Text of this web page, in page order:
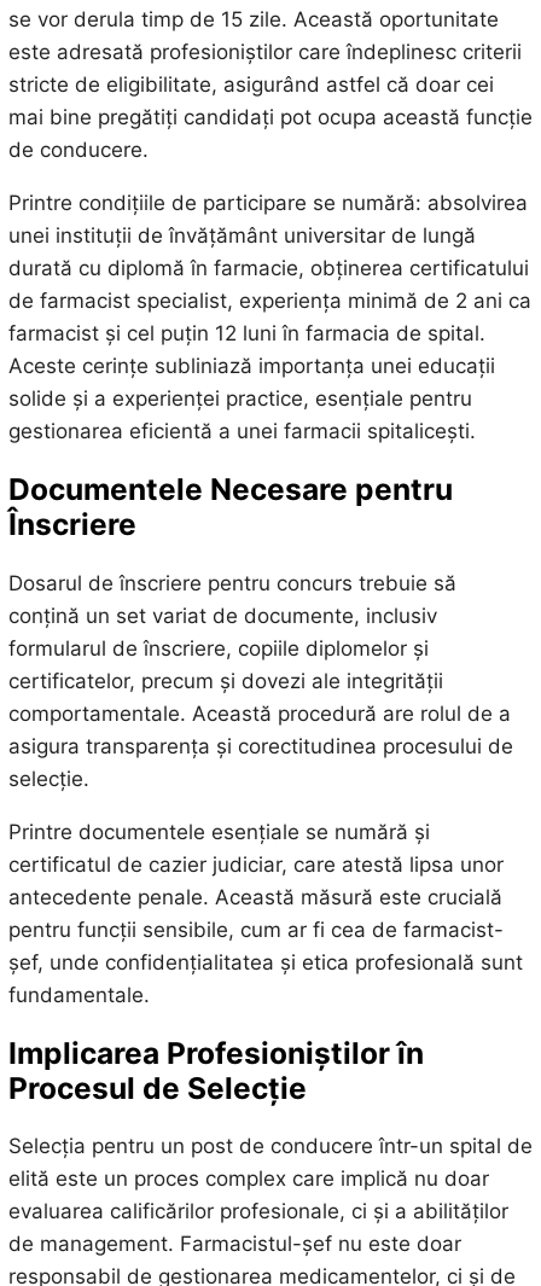
se vor derula timp de 15 zile. Această oportunitate
este adresată profesioniștilor care îndeplinesc criterii
stricte de eligibilitate, asigurând astfel că doar cei
mai bine pregătiți candidați pot ocupa această funcție
de conducere.
Printre condițiile de participare se numără: absolvirea
unei instituții de învățământ universitar de lungă
durată cu diplomă în farmacie, obținerea certificatului
de farmacist specialist, experiența minimă de 2 ani ca
farmacist și cel puțin 12 luni în farmacia de spital.
Aceste cerințe subliniază importanța unei educații
solide și a experienței practice, esențiale pentru
gestionarea eficientă a unei farmacii spitalicești.
Documentele Necesare pentru
Înscriere
Dosarul de înscriere pentru concurs trebuie să
conțină un set variat de documente, inclusiv
formularul de înscriere, copiile diplomelor și
certificatelor, precum și dovezi ale integrității
comportamentale. Această procedură are rolul de a
asigura transparența și corectitudinea procesului de
selecție.
Printre documentele esențiale se numără și
certificatul de cazier judiciar, care atestă lipsa unor
antecedente penale. Această măsură este crucială
pentru funcții sensibile, cum ar fi cea de farmacist-
șef, unde confidențialitatea și etica profesională sunt
fundamentale.
Implicarea Profesioniștilor în
Procesul de Selecție
Selecția pentru un post de conducere într-un spital de
elită este un proces complex care implică nu doar
evaluarea calificărilor profesionale, ci și a abilităților
de management. Farmacistul-șef nu este doar
responsabil de gestionarea medicamentelor, ci și de